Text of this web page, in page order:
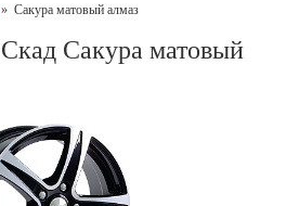
» Сакура матовый алмаз
Скад Сакура матовый